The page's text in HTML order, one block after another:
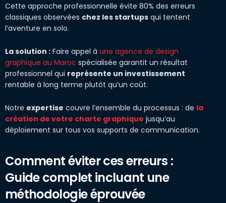
Cette approche professionnelle évite 80% des erreurs
classiques observées chez les startups qui tentent
l’aventure en solo.
La solution : Faire appel à une agence de design
graphique au Maroc spécialisée garantit un résultat
professionnel qui représente un investissement
rentable à long terme plutôt qu’un coût.
Notre expertise couvre l’ensemble du processus : de la
création de votre charte graphique jusqu’au
déploiement sur tous vos supports de communication.
Comment éviter ces erreurs :
Guide complet incluant une
méthodologie éprouvée